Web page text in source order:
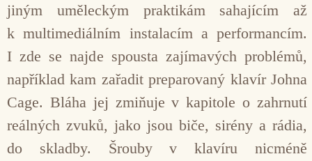
jiným uměleckým praktikám sahajícím až
k multimediálním instalacím a performancím.
I zde se najde spousta zajímavých problémů,
například kam zařadit preparovaný klavír Johna
Cage. Bláha jej zmiňuje v kapitole o zahrnutí
reálných zvuků, jako jsou biče, sirény a rádia,
do skladby. Šrouby v klavíru nicméně